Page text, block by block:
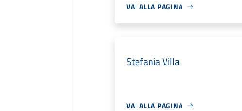
VAI ALLA PAGINA
Stefania Villa
VAI ALLA PAGINA